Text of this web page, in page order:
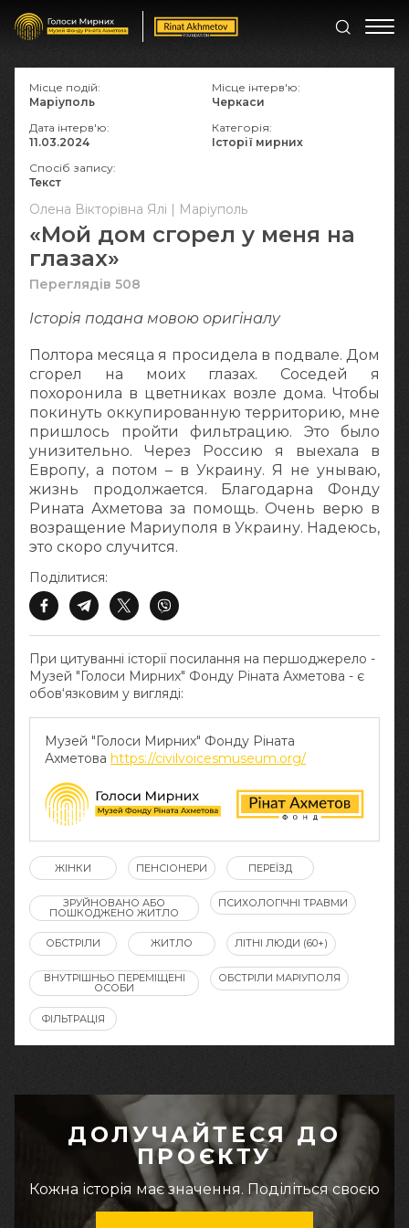
Олена Вікторівна Ялі | Маріуполь
«Мой дом сгорел у меня на
глазах»
Переглядів 508
Історія подана мовою оригіналy
Полтора месяца я просидела в подвале. Дом
сгорел на моих глазах. Соседей я
похоронила в цветниках возле дома. Чтобы
покинуть оккупированную территорию, мне
пришлось пройти фильтрацию. Это было
унизительно. Через Россию я выехала в
Европу, а потом – в Украину. Я не унываю,
жизнь продолжается. Благодарна Фонду
Рината Ахметова за помощь. Очень верю в
возращение Мариуполя в Украину. Надеюсь,
это скоро случится.
При цитуванні історії посилання на першоджерело -
Музей "Голоси Мирних" Фонду Ріната Ахметова - є
обов‘язковим у вигляді:
Музей "Голоси Мирних" Фонду Ріната
Ахметова https://civilvoicesmuseum.org/
Поділитися:
Місце подій:
Маріуполь
Місце інтерв'ю:
Черкаси
Дата інтерв'ю:
11.03.2024
Категорія:
Історії мирних
Спосіб запису:
Текст
ЖІНКИ ПЕНСІОНЕРИ ПЕРЕЇЗД
ЗРУЙНОВАНО АБО
ПОШКОДЖЕНО ЖИТЛО
ПСИХОЛОГІЧНІ ТРАВМИ
ОБСТРІЛИ ЖИТЛО ЛІТНІ ЛЮДИ (60+)
ВНУТРІШНЬО ПЕРЕМІЩЕНІ
ОСОБИ
ОБСТРІЛИ МАРІУПОЛЯ
ФІЛЬТРАЦІЯ
ДОЛУЧАЙТЕСЯ ДО
ПРОЄКТУ
Кожна історія має значення. Поділіться своєю